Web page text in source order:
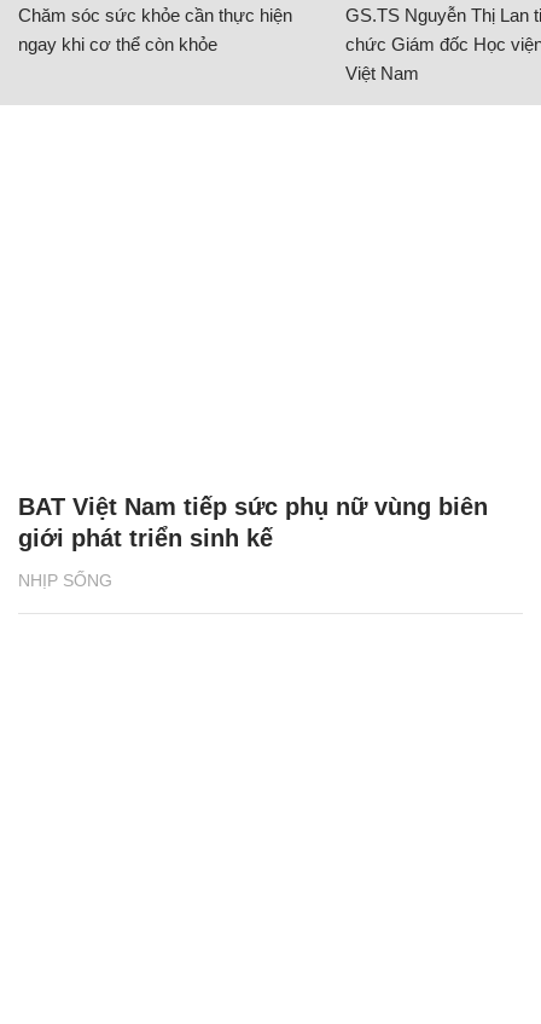
Chăm sóc sức khỏe cần thực hiện
ngay khi cơ thể còn khỏe
GS.TS Nguyễn Thị Lan
chức Giám đốc Học
Việt Nam
NHỊP SỐNG
BAT Việt Nam tiếp sức phụ nữ vùng biên
giới phát triển sinh kế